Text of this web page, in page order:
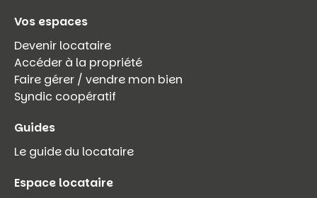
Vos espaces
Devenir locataire
Accéder à la propriété
Faire gérer / vendre mon bien
Syndic coopératif
Guides
Le guide du locataire
Espace locataire